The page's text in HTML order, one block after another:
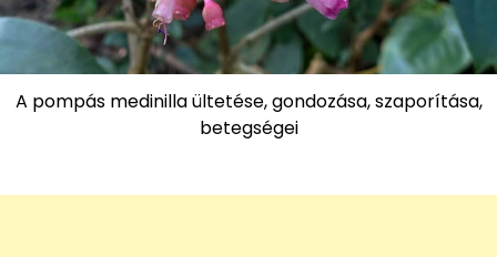
A pompás medinilla ültetése, gondozása, szaporítása,
betegségei